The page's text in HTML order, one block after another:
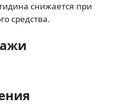
снижается при
средства.